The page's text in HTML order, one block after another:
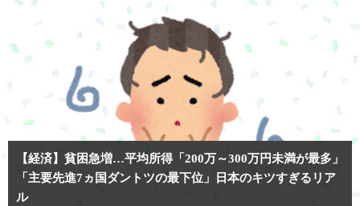
【経済】貧困急増…平均所得「200万～300万円未満が最多」
「主要先進7ヵ国ダントツの最下位」日本のキツすぎるリア
ル